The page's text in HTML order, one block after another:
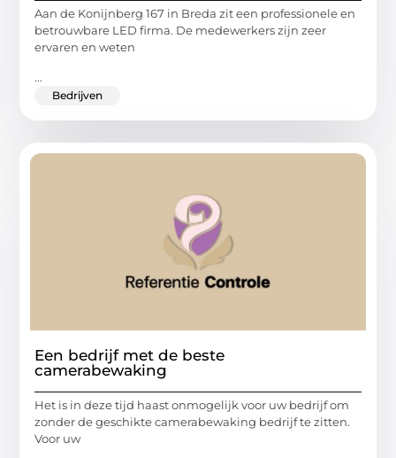
Aan de Konijnberg 167 in Breda zit een professionele en
betrouwbare LED firma. De medewerkers zijn zeer
ervaren en weten
...
Bedrijven
Een bedrijf met de beste
camerabewaking
Het is in deze tijd haast onmogelijk voor uw bedrijf om
zonder de geschikte camerabewaking bedrijf te zitten.
Voor uw